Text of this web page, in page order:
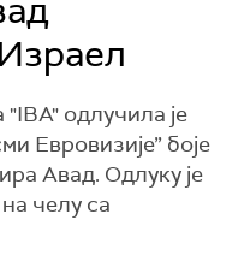
одлучила је
Евровизије” боје
Авад. Одлуку је
челу са